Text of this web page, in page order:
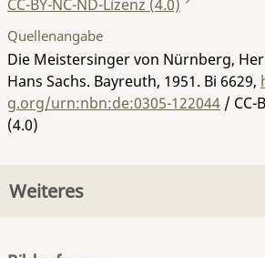
CC-BY-NC-ND-Lizenz (4.0)
Quellenangabe
Die Meistersinger von Nürnberg,
Hans Sachs. Bayreuth, 1951. Bi 6629,
g.org/urn:nbn:de:0305-122044 / CC-
(4.0)
Weiteres